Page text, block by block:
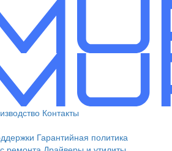
Контакты
Гарантийная политика